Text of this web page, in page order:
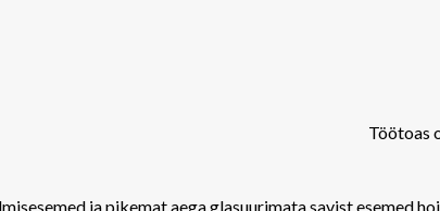
Töötoas
ja pikemat aega glasuurimata savist esemed